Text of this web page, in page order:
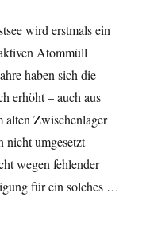
wird erstmals ein
Atommüll
haben sich die
erhöht – auch aus
alten Zwischenlager
nicht umgesetzt
wegen fehlender
für ein solches …
Verbesserungen